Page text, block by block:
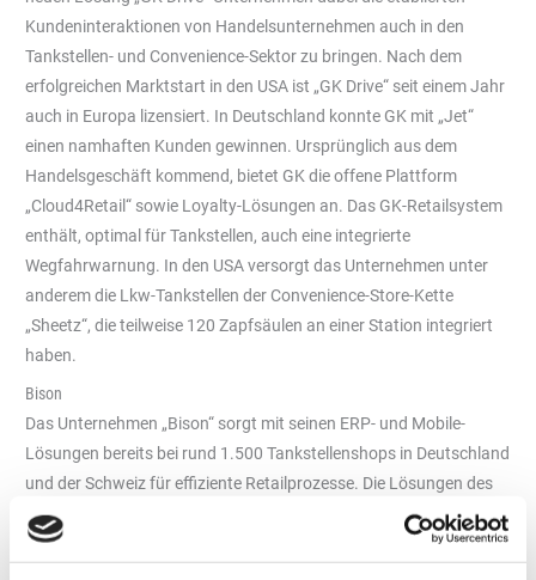
Kundeninteraktionen von Handelsunternehmen auch in den
Tankstellen- und Convenience-Sektor zu bringen. Nach dem
erfolgreichen Marktstart in den USA ist „GK Drive“ seit einem Jahr
auch in Europa lizensiert. In Deutschland konnte GK mit „Jet“
einen namhaften Kunden gewinnen. Ursprünglich aus dem
Handelsgeschäft kommend, bietet GK die offene Plattform
„Cloud4Retail“ sowie Loyalty-Lösungen an. Das GK-Retailsystem
enthält, optimal für Tankstellen, auch eine integrierte
Wegfahrwarnung. In den USA versorgt das Unternehmen unter
anderem die Lkw-Tankstellen der Convenience-Store-Kette
„Sheetz“, die teilweise 120 Zapfsäulen an einer Station integriert
haben.
Bison
Das Unternehmen „Bison“ sorgt mit seinen ERP- und Mobile-
Lösungen bereits bei rund 1.500 Tankstellenshops in Deutschland
und der Schweiz für effiziente Retailprozesse. Die Lösungen des
Unternehmens werden bei führenden Tankstellenmarken
eingesetzt und unterstützen Betreiber dabei, ihre Abläufe zu